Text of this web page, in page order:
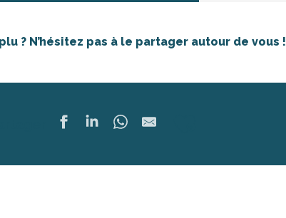
? N’hésitez pas à le partager autour de vous !